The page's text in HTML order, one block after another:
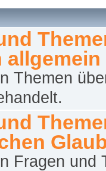
allgemein
Themen
Fragen und